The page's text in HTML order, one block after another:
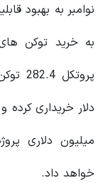
نوامبر به بهبود
به خرید توکن‌
میلیون دلاری
خواهد داد.